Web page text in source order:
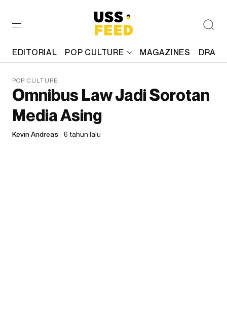
EDITORIAL POP CULTURE MAGAZINES
POP CULTURE
Omnibus Law Jadi Sorotan
Media Asing
Kevin Andreas 6 tahun lalu